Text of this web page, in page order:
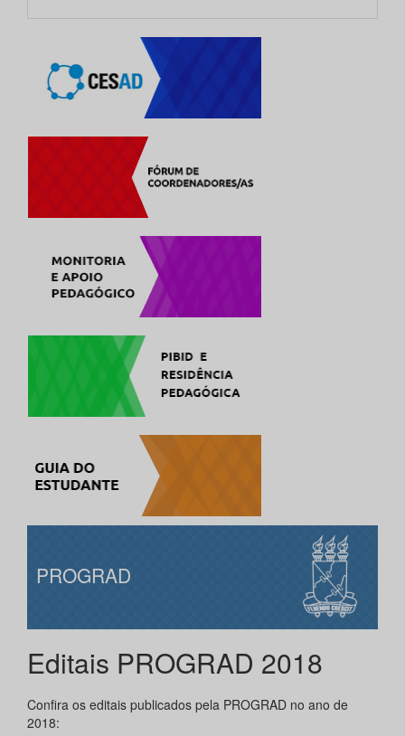
PROGRAD
Editais PROGRAD 2018
Confira os editais publicados pela PROGRAD no ano de
2018: